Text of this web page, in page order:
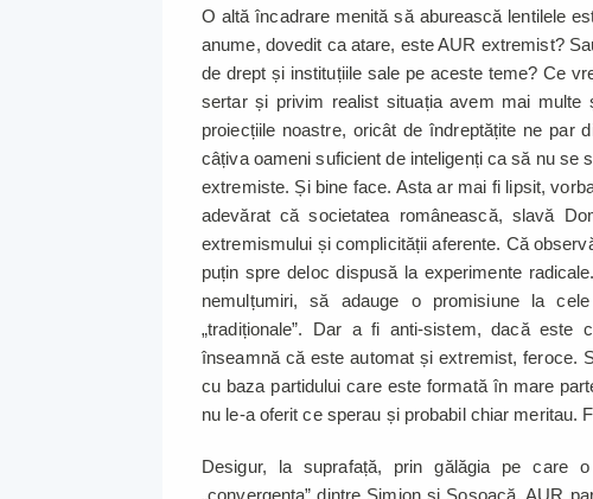
O altă încadrare menită să aburească lentilele
anume, dovedit ca atare, este AUR extremist?
de drept și instituțiile sale pe aceste teme? Ce
sertar și privim realist situația avem mai
proiecțiile noastre, oricât de îndreptățite ne par
câțiva oameni suficient de inteligenți ca să nu se
extremiste. Și bine face. Asta ar mai fi lipsit,
adevărat că societatea românească, slavă
extremismului și complicității aferente. Că
puțin spre deloc dispusă la experimente
nemulțumiri, să adauge o promisiune la
„tradiționale”. Dar a fi anti-sistem, dacă
înseamnă că este automat și extremist, feroce.
cu baza partidului care este formată în mare
nu le-a oferit ce sperau și probabil chiar meritau.
Desigur, la suprafață, prin gălăgia pe care
„convergența” dintre Simion și Șoșoacă, AUR